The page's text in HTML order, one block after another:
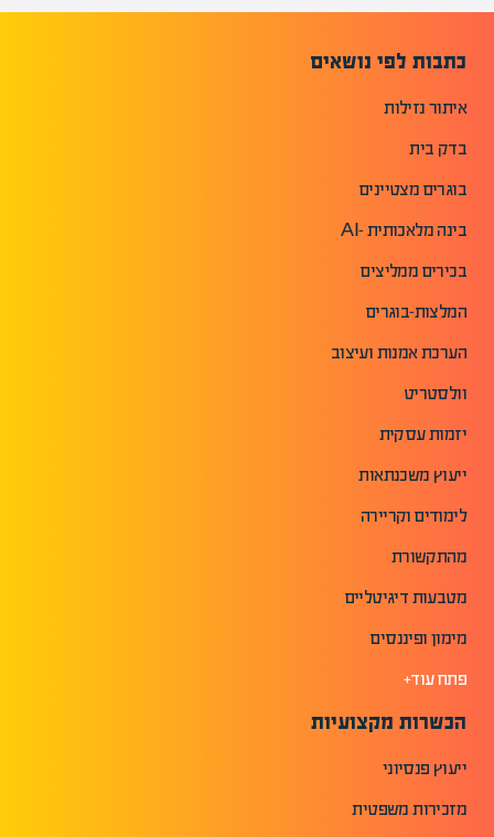
כתבות לפי נושאים
איתור נזילות
בדק בית
בוגרים מצטיינים
בינה מלאכותית -AI
בכירים ממליצים
המלצות-בוגרים
הערכת אמנות ועיצוב
וולסטריט
יזמות עסקית
ייעוץ משכנתאות
לימודים וקריירה
מהתקשורת
מטבעות דיגיטליים
מימון ופיננסים
פתח עוד+
הכשרות מקצועיות
ייעוץ פנסיוני
מזכירות משפטית